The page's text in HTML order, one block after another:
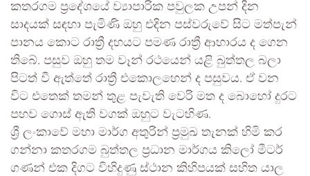
කතරගම ප්‍රදේශයේ ව්‍යාපාරික පවුලක උපන් දින
සාදයක් සඳහා පැමිණි ඔහු එදින පස්වරුවේ සිට මත්පැන්
පානය කොට රාත්‍රී දහයට පමණ රාත්‍රී ආහාරය ද ගෙන
තිබේ. පසුව ඔහු තම වෑන් රථයෙන් යළි බුත්තල බලා
පිටත් වී ඇත්තේ රාත්‍රී එකොලහෙන් ද පසුවය. ඒ වන
විට එතෙක් තමන් තුළ පැවැති වෙරි මත ද බොහෝ දුරට
පහව ගොස් ඇති වගක් ඔහුට වැටහිණ.
ශ්‍රී ලංකාවේ මහා මාර්ග අතුරින් ප්‍රමුඛ තැනක් හිමි කර
ගන්නා කතරගම බුත්තල ප්‍රධාන මාර්ගය කිලෝ මීටර්
ගණන් එක දිගට විහිදුණු ස්ථාන කිහිපයක් සහිත යාල